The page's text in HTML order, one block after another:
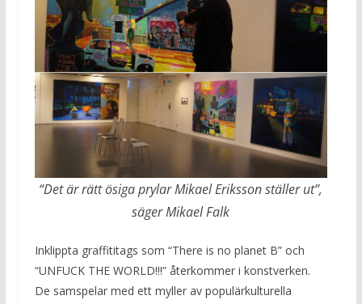
“Det är rätt ösiga prylar Mikael Eriksson ställer ut”,
säger Mikael Falk
Inklippta graffititags som “There is no planet B” och
“UNFUCK THE WORLD!!!” återkommer i konstverken.
De samspelar med ett myller av populärkulturella